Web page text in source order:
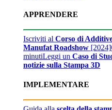
APPRENDERE
Iscriviti al Corso di
Manufat Roadshow [2024]
minutiLeggi un Caso di
notizie sulla Stampa 3D
IMPLEMENTARE